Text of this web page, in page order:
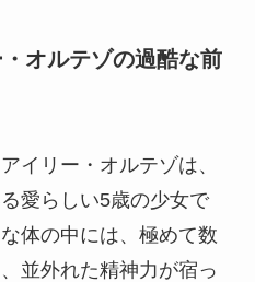
オルテゾの過酷な前
イリー・オルテゾは、
愛らしい5歳の少女で
体の中には、極めて数
並外れた精神力が宿っ